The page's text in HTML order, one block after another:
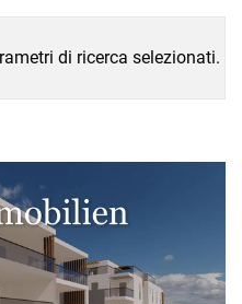
di ricerca selezionati.